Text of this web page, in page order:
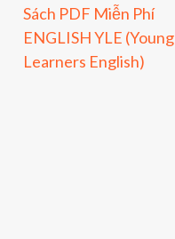
Sách PDF Miễn Phí
ENGLISH YLE (Young
Learners English)